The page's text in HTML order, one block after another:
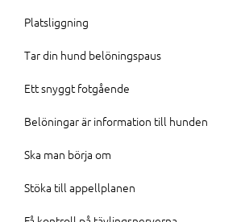
Platsliggning
Tar din hund belöningspaus
Ett snyggt fotgående
Belöningar är information till hunden
Ska man börja om
Stöka till appellplanen